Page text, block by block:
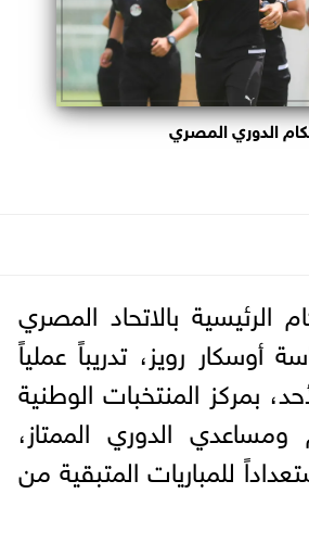
الدوري المصري
الرئيسية بالاتحاد المصري
أوسكار رويز، تدريباً عملياً
بمركز المنتخبات الوطنية
الدوري الممتاز،
للمباريات المتبقية من